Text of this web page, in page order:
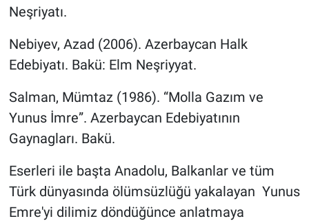
Neşriyatı.
Nebiyev, Azad (2006). Azerbaycan Halk
Edebiyatı. Bakü: Elm Neşriyyat.
Salman, Mümtaz (1986). “Molla Gazım ve
Yunus İmre”. Azerbaycan Edebiyatının
Gaynagları. Bakü.
Eserleri ile başta Anadolu, Balkanlar ve tüm
Türk dünyasında ölümsüzlüğü yakalayan Yunus
Emre'yi dilimiz döndüğünce anlatmaya